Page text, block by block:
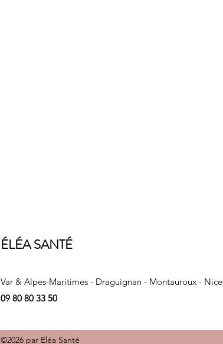
ÉLÉA SANTÉ
Var & Alpes-Maritimes - Draguignan - Montauroux - Nice
09 80 80 33 50
©2026 par Eléa Santé